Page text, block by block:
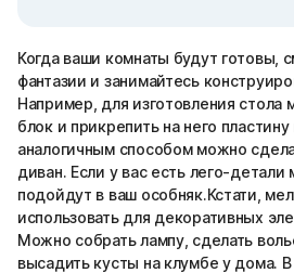
Когда ваши комнаты будут готовы,
фантазии и занимайтесь
Например, для изготовления стола
блок и прикрепить на него пластину
аналогичным способом можно
диван. Если у вас есть лего-
подойдут в ваш особняк.Кстати,
использовать для декоративных
Можно собрать лампу, сделать
высадить кусты на клумбе у дома. В